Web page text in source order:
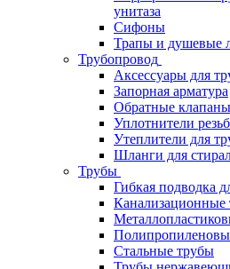
унитаза
Сифоны
Трапы и душевые
Трубопровод
Аксессуары для
Запорная арматура
Обратные клапаны
Уплотнители
Утеплители для
Шланги для
Трубы
Гибкая подводка
Канализационные
Стальные трубы